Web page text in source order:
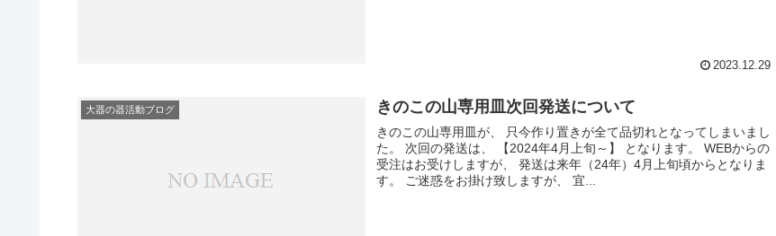
2023.12.29
大器の器活動ブログ きのこの山専用皿次回発送について
きのこの山専用皿が、 只今作り置きが全て品切れとなってしまいまし
た。 次回の発送は、 【2024年4月上旬～】 となります。 WEBからの
受注はお受けしますが、 発送は来年（24年）4月上旬頃からとなりま
す。 ご迷惑をお掛け致しますが、 宜...